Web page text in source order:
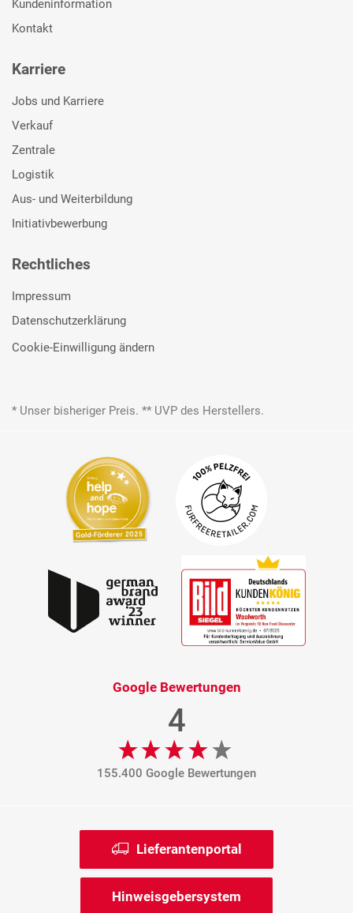
Kundeninformation
Kontakt
Karriere
Jobs und Karriere
Verkauf
Zentrale
Logistik
Aus- und Weiterbildung
Initiativbewerbung
Rechtliches
Impressum
Datenschutzerklärung
Cookie-Einwilligung ändern
* Unser bisheriger Preis. ** UVP des Herstellers.
Google Bewertungen
4
155.400 Google Bewertungen
Lieferantenportal
Hinweisgebersystem